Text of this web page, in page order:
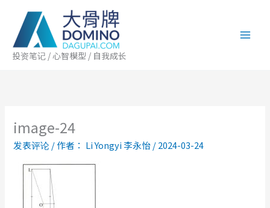
投资笔记 / 心智模型 / 自我成长
image-24
发表评论/ 作者： Li Yongyi 李永怡/2024-03-24